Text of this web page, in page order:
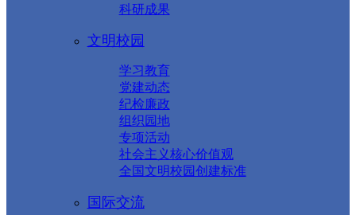
科研成果
文明校园
学习教育
党建动态
纪检廉政
组织园地
专项活动
社会主义核心价值观
全国文明校园创建标准
国际交流